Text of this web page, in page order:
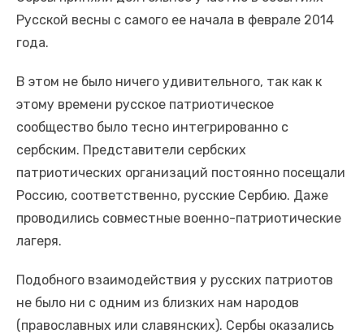
Русской весны с самого ее начала в феврале 2014
года.
В этом не было ничего удивительного, так как к
этому времени русское патриотическое
сообщество было тесно интегрированно с
сербским. Представители сербских
патриотических организаций постоянно посещали
Россию, соответственно, русские Сербию. Даже
проводились совместные военно-патриотические
лагеря.
Подобного взаимодействия у русских патриотов
не было ни с одним из близких нам народов
(православных или славянских). Сербы оказались